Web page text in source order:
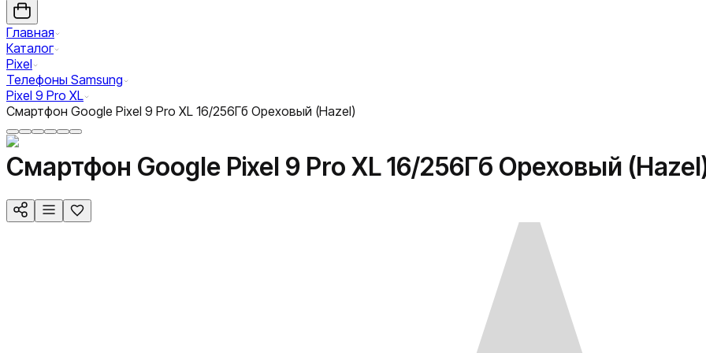
Главная
Каталог
Pixel
Телефоны Samsung
Pixel 9 Pro XL
Смартфон Google Pixel 9 Pro XL 16/256Гб Ореховый (Hazel)
Смартфон Google Pixel 9 Pro XL 16/256Гб Ореховый